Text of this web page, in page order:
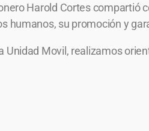
Harold Cortes compartió
humanos, su promoción y
Unidad Movil, realizamos